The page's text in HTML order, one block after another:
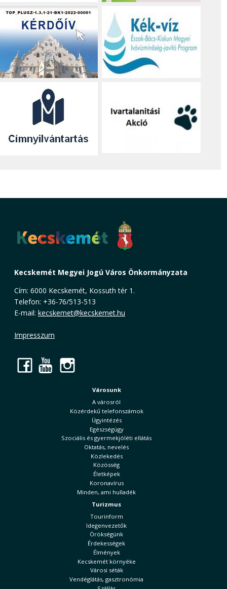
Kecskemét Megyei Jogú Város Önkormányzata
Cím: 6000 Kecskemét, Kossuth tér 1.
Telefon: +36-76/513-513
E-mail: kecskemet@kecskemet.hu
Impresszum
Facebook
YouTube
Városunk
A városról
Közérdekű telefonszámok
Ügyintézés
Egészségügy
Szociális és gyermekjóléti ellátás
Oktatás, nevelés
Közlekedés
Közösség
Életképek
Koronavírus
Minden, ami hulladék
Turizmus
Tourinform
Idegenvezetők
Örökségünk
Érdekességek
Élmények
Kecskemét környéke
Városi séták
Vendéglátás, gasztronómia